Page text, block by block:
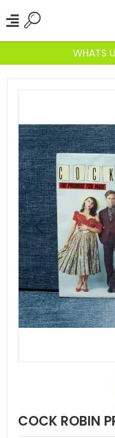
WHATS
COCK ROBIN